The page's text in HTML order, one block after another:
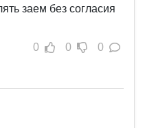
заем без согласия
0 0 0